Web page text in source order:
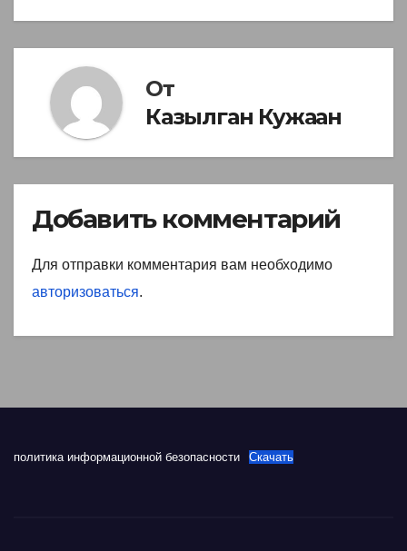
От
Казылган Кужаан
Добавить комментарий
Для отправки комментария вам необходимо
авторизоваться.
политика информационной безопасности Скачать